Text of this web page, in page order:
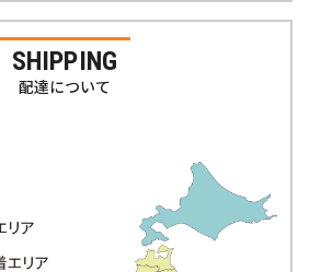
SHIPPING
配達について